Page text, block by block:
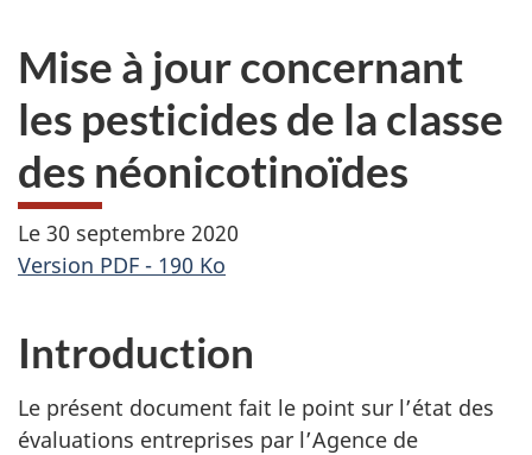
Mise à jour concernant
les pesticides de la classe
des néonicotinoïdes
Le 30 septembre 2020
Version PDF - 190 Ko
Introduction
Le présent document fait le point sur l’état des
évaluations entreprises par l’Agence de